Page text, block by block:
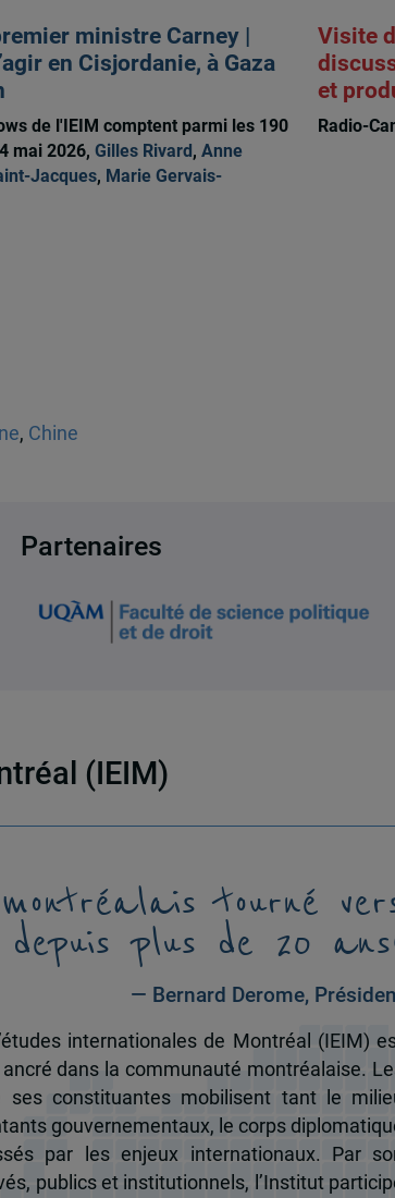
ministre Carney |
en Cisjordanie, à Gaza
de l'IEIM comptent parmi les 190
mai 2026, Gilles Rivard , Anne
Jacques, Marie Gervais-
Visite
et
Radio-
, Chine
Partenaires
(IEIM)
tourné
depuis plus de 20
— Bernard Derome,
internationales de Montréal (IEIM)
ancré dans la communauté montréalaise.
ses constituantes mobilisent tant le
gouvernementaux, le corps
par les enjeux internationaux. Par
publics et institutionnels, l’Institut